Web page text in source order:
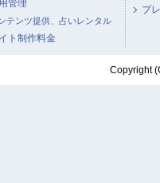
管理
テンツ提供、占いレンタル
ト制作料金
プ
Copyright